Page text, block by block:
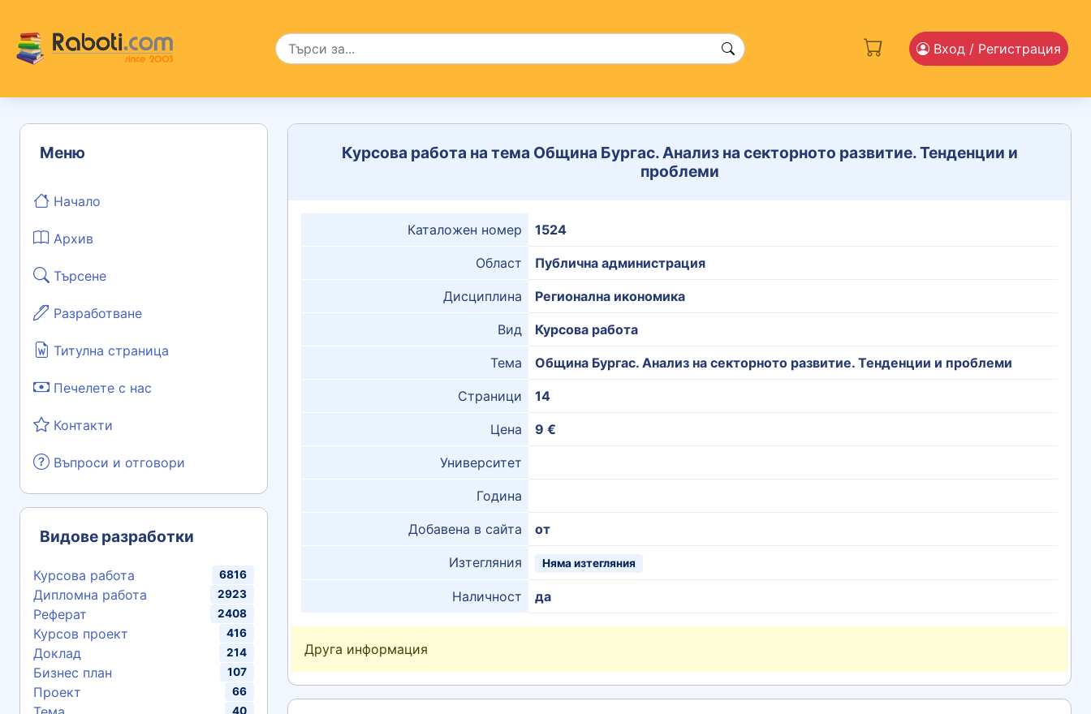
Вход / Регистрация
Меню
Начало
Архив
Търсене
Разработване
Титулна страница
Печелете с нас
Контакти
Въпроси и отговори
Видове разработки
Курсова работа 6816
Дипломна работа 2923
Реферат 2408
Курсов проект 416
Доклад 214
Бизнес план 107
Проект 66
40
Курсова работа на тема Община Бургас. Анализ на секторното развитие. Тенденции и
проблеми
Каталожен номер 1524
Област Публична администрация
Дисциплина Регионална икономика
Вид Курсова работа
Тема Община Бургас. Анализ на секторното развитие. Тенденции и проблеми
Страници 14
Цена 9 €
Университет
Година
Добавена в сайта от
Изтегляния Няма изтегляния
Наличност да
Друга информация